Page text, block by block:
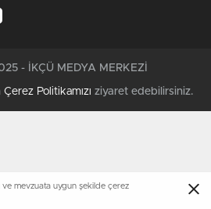
- İKÇÜ MEDYA MERKEZİ
Çerez Politikamızı ziyaret edebilirsiniz.
ve mevzuata uygun şekilde çerez